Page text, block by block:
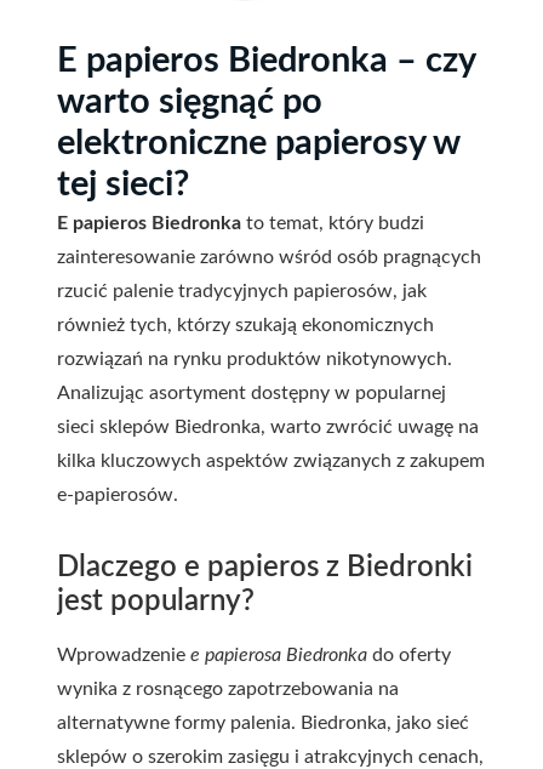
E papieros Biedronka – czy
warto sięgnąć po
elektroniczne papierosy w
tej sieci?
E papieros Biedronka to temat, który budzi
zainteresowanie zarówno wśród osób pragnących
rzucić palenie tradycyjnych papierosów, jak
również tych, którzy szukają ekonomicznych
rozwiązań na rynku produktów nikotynowych.
Analizując asortyment dostępny w popularnej
sieci sklepów Biedronka, warto zwrócić uwagę na
kilka kluczowych aspektów związanych z zakupem
e-papierosów.
Dlaczego e papieros z Biedronki
jest popularny?
Wprowadzenie e papierosa Biedronka do oferty
wynika z rosnącego zapotrzebowania na
alternatywne formy palenia. Biedronka, jako sieć
sklepów o szerokim zasięgu i atrakcyjnych cenach,